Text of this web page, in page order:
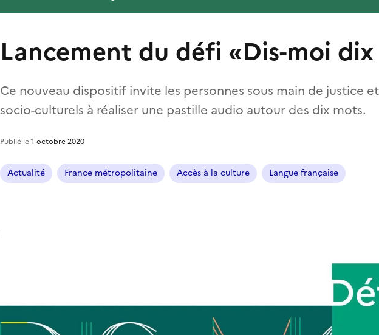
Lancement du défi «Dis-moi
Ce nouveau dispositif invite les personnes sous main de justice
socio-culturels à réaliser une pastille audio autour des dix mots.
Publié le1 octobre 2020
Actualité France métropolitaine Accès à la culture Langue française